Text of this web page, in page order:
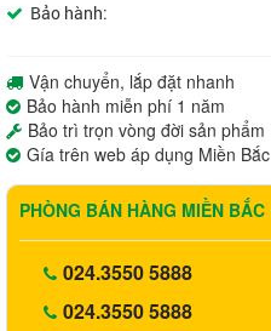
Bảo hành:
Vận chuyển, lắp đặt nhanh
Bảo hành miễn phí 1 năm
Bảo trì trọn vòng đời sản phẩm
Gía trên web áp dụng Miền Bắc
PHÒNG BÁN HÀNG MIỀN BẮC
024.3550 5888
024.3550 5888